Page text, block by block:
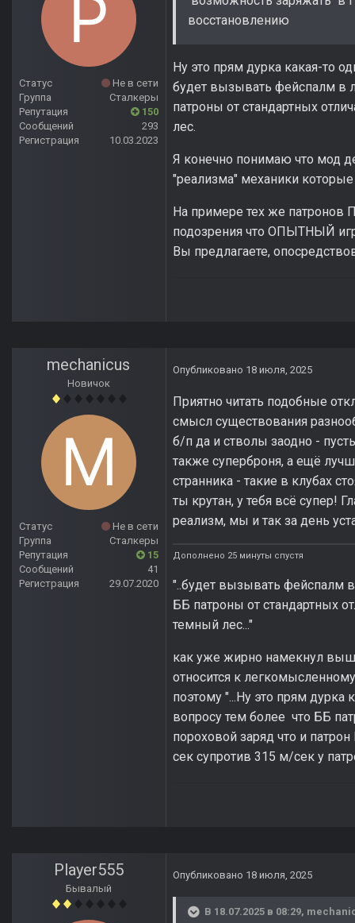
Статус
Не в сети
Группа
Сталкеры
Репутация
150
Сообщений
293
Регистрация
10.03.2023
восстановлению
Ну это прям дурка какая-то
будет вызывать фейспалм в
патроны от стандартных
лес.
Я конечно понимаю что мод
"реализма" механики
На примере тех же
подозрения что ОПЫТНЫЙ
Вы предлагаете,
mechanicus
Новичок
Статус
Не в сети
Группа
Сталкеры
Репутация
15
Сообщений
41
Регистрация
29.07.2020
Опубликовано 18 июля, 2025
Приятно читать подобные
смысл существования
б/п да и стволы заодно -
также суперброня, а ещё
странника - такие в клубах
ты крутан, у тебя всё супер!
реализм, мы и так за день
Дополнено 25 минуты спустя
"..будет вызывать фейспалм
ББ патроны от стандартных
темный лес..."
как уже жирно намекнул
относится к
поэтому "...Ну это прям дурка
вопросу тем более что ББ
пороховой заряд что и
сек супротив 315 м/сек у
Player555
Бывалый
Опубликовано 18 июля, 2025
В 18.07.2025 в 08:29,